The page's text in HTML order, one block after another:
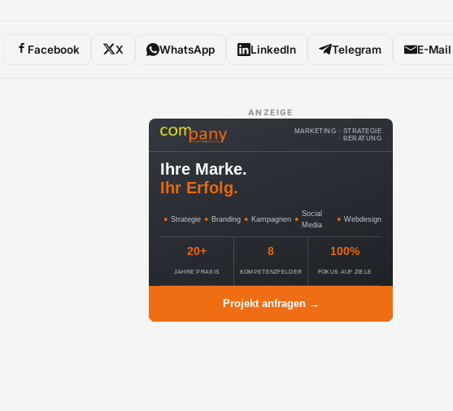
Facebook X WhatsApp LinkedIn Telegram E-Mail
ANZEIGE
MARKETING · STRATEGIE
· BERATUNG
Ihre Marke.
Ihr Erfolg.
● Strategie ● Branding ● Kampagnen ●
Social
Media
● Webdesign
20+
JAHRE PRAXIS
8
KOMPETENZFELDER
100%
FOKUS AUF ZIELE
Projekt anfragen →